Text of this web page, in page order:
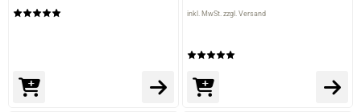
inkl. MwSt. zzgl. Versand